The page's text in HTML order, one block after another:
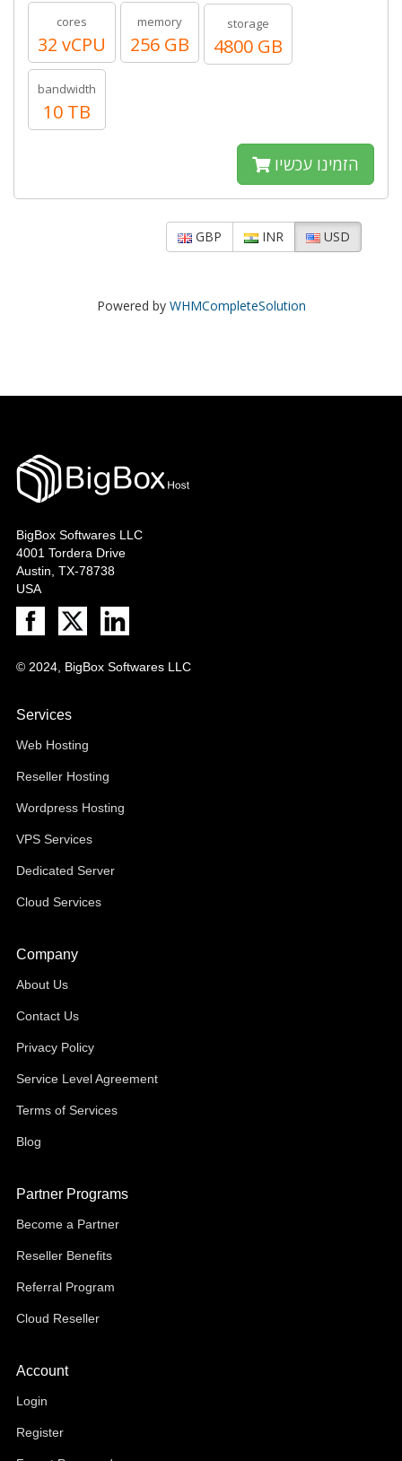
cores
32 vCPU
memory
256 GB
storage
4800 GB
bandwidth
10 TB
הזמינו עכשיו
GBP INR USD
Powered by WHMCompleteSolution
BigBox Softwares LLC
4001 Tordera Drive
Austin, TX-78738
USA
© 2024, BigBox Softwares LLC
Services
Web Hosting
Reseller Hosting
Wordpress Hosting
VPS Services
Dedicated Server
Cloud Services
Company
About Us
Contact Us
Privacy Policy
Service Level Agreement
Terms of Services
Blog
Partner Programs
Become a Partner
Reseller Benefits
Referral Program
Cloud Reseller
Account
Login
Register